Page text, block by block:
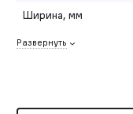
Ширина, мм
Развернуть